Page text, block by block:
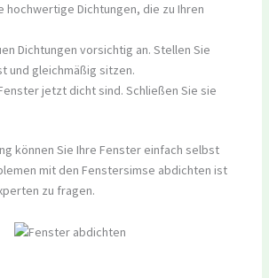
hochwertige Dichtungen, die zu Ihren
Dichtungen vorsichtig an. Stellen Sie
und gleichmäßig sitzen.
jetzt dicht sind. Schließen Sie sie
können Sie Ihre Fenster einfach selbst
mit den Fenstersimse abdichten ist
zu fragen.